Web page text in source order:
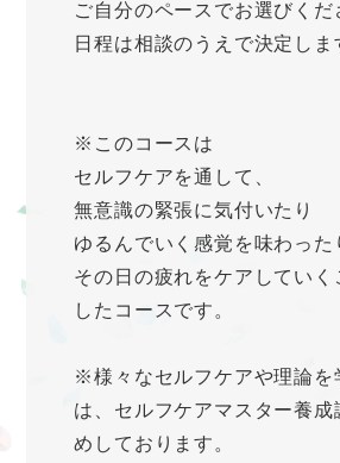
ご自分のペースでお選びくだ
日程は相談のうえで決定しま
※このコースは
セルフケアを通して、
無意識の緊張に気付いたり
ゆるんでいく感覚を味わった
その日の疲れをケアしていく
したコースです。
※様々なセルフケアや理論を
は、セルフケアマスター養成
めしております。